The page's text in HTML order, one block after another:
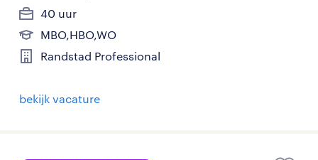
40 uur
MBO,HBO,WO
Randstad Professional
bekijk vacature